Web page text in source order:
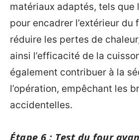
matériaux adaptés, tels que
pour encadrer l’extérieur du
réduire les pertes de
ainsi l’efficacité de la
également contribuer à la
l’opération, empêchant les
accidentelles.
Étape 6 : Test du four